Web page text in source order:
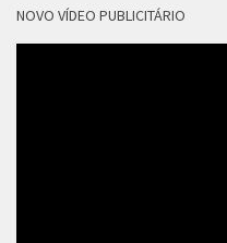
NOVO VÍDEO PUBLICITÁRIO